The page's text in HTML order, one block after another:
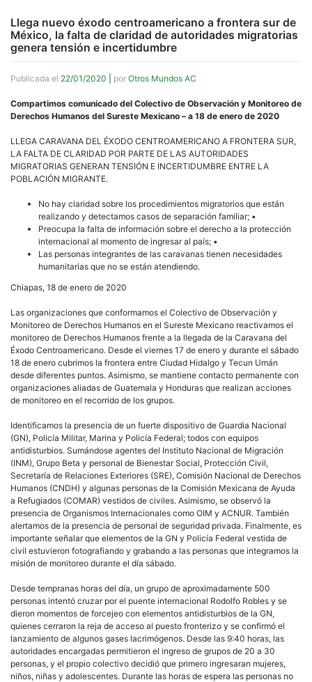
Llega nuevo éxodo centroamericano a frontera sur de
México, la falta de claridad de autoridades migratorias
genera tensión e incertidumbre
Publicada el 22/01/2020 por Otros Mundos AC
Compartimos comunicado del Colectivo de Observación y Monitoreo de
Derechos Humanos del Sureste Mexicano – a 18 de enero de 2020
LLEGA CARAVANA DEL ÉXODO CENTROAMERICANO A FRONTERA SUR,
LA FALTA DE CLARIDAD POR PARTE DE LAS AUTORIDADES
MIGRATORIAS GENERAN TENSIÓN E INCERTIDUMBRE ENTRE LA
POBLACIÓN MIGRANTE.
No hay claridad sobre los procedimientos migratorios que están
realizando y detectamos casos de separación familiar; •
Preocupa la falta de información sobre el derecho a la protección
internacional al momento de ingresar al país; •
Las personas integrantes de las caravanas tienen necesidades
humanitarias que no se están atendiendo.
Chiapas, 18 de enero de 2020
Las organizaciones que conformamos el Colectivo de Observación y
Monitoreo de Derechos Humanos en el Sureste Mexicano reactivamos el
monitoreo de Derechos Humanos frente a la llegada de la Caravana del
Éxodo Centroamericano. Desde el viernes 17 de enero y durante el sábado
18 de enero cubrimos la frontera entre Ciudad Hidalgo y Tecun Umán
desde diferentes puntos. Asimismo, se mantiene contacto permanente con
organizaciones aliadas de Guatemala y Honduras que realizan acciones
de monitoreo en el recorrido de los grupos.
Identificamos la presencia de un fuerte dispositivo de Guardia Nacional
(GN), Policía Militar, Marina y Policía Federal; todos con equipos
antidisturbios. Sumándose agentes del Instituto Nacional de Migración
(INM), Grupo Beta y personal de Bienestar Social, Protección Civil,
Secretaría de Relaciones Exteriores (SRE), Comisión Nacional de Derechos
Humanos (CNDH) y algunas personas de la Comisión Mexicana de Ayuda
a Refugiados (COMAR) vestidos de civiles. Asimismo, se observó la
presencia de Organismos Internacionales como OIM y ACNUR. También
alertamos de la presencia de personal de seguridad privada. Finalmente, es
importante señalar que elementos de la GN y Policía Federal vestida de
civil estuvieron fotografiando y grabando a las personas que integramos la
misión de monitoreo durante el día sábado.
Desde tempranas horas del día, un grupo de aproximadamente 500
personas intentó cruzar por el puente internacional Rodolfo Robles y se
dieron momentos de forcejeo con elementos antidisturbios de la GN,
quienes cerraron la reja de acceso al puesto fronterizo y se confirmó el
lanzamiento de algunos gases lacrimógenos. Desde las 9:40 horas, las
autoridades encargadas permitieron el ingreso de grupos de 20 a 30
personas, y el propio colectivo decidió que primero ingresaran mujeres,
niños, niñas y adolescentes. Durante las horas de espera las personas no